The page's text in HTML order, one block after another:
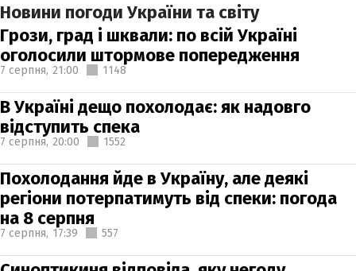
Новини погоди України та світу
Грози, град і шквали: по всій Україні
оголосили штормове попередження
7 серпня, 21:00 1148
В Україні дещо похолодає: як надовго
відступить спека
7 серпня, 20:00 1552
Похолодання йде в Україну, але деякі
регіони потерпатимуть від спеки: погода
на 8 серпня
7 серпня, 17:39 557